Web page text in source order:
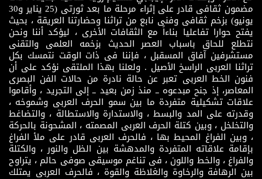
مضمون ثقافى قادر على إثراء مرحلة ما بعد ثورتى (25 يناير و30
يونيو) بزخم ثقافى وفنى نابع من تراثنا وحضارتنا العريقة ، بحيث
يفتح حوارا تفاعليا بناءاً مع الثقافات الأخرى ، ليؤكد أننا ونحن
نتطلع للحاق باسباب العصر الحديث بزخمه العلمى والتقنى
مستشرفين آفاق المسقبل ، فإننا فى ذات الوقت نتمسك بكل
تراثنا العربى الراسخ الأصيل . ولعلنا بهذا الملتقى نؤكد على أن
فنون الخط العربى تعبر عن حالة نادرة من حالات الفن البصرى
المعاصر، إذ جنح مبدعوه ــ منذ زمن بعيد ــ إلى التجريد ، وأقاموا
علاقات تشكيلية متفردة ما بين سمو الحرف العربى وشموخه ،
وقدرته على المد والبسط ، والاستدارة والاستطالة ، والتضاغط
والتخلخل ، وبين كتلة الحرف العربى المصمته ، المشحونة بالحركة
، وبين الفراغ المحيط بها ، فالحرف العربى قادر على ملأ الفراغ
بإقامة علاقاته المتفردة والمدهشة بين الظل والنور ، والكتلة
والفراغ ، والخط واللون ، فى تناغم موسيقى صوفى حالم ، يتراوح
بين الرهافة والرخاوة والغلاظة والقوة ، فالحرف العربى يمتلك